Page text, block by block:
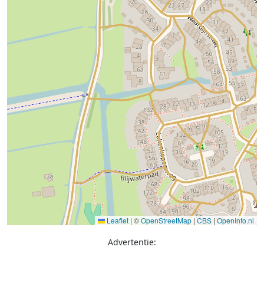
Leaflet | ©OpenStreetMap| CBS|OpenInfo.nl
Advertentie: